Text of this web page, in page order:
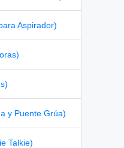
Aspirador)
y Puente Grúa)
Talkie)